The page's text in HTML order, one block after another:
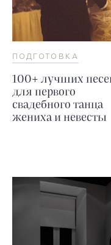
ПОДГОТОВКА
100+ лучших
для первого
свадебного танца
жениха и невесты